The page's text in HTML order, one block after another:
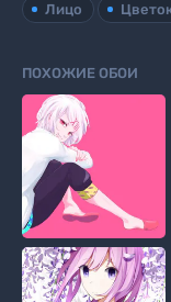
Лицо
ПОХОЖИЕ ОБОИ